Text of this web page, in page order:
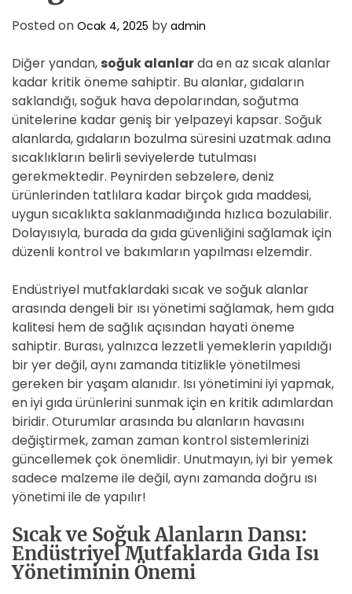
Posted on Ocak 4, 2025 by admin
Diğer yandan, soğuk alanlarda en az sıcak alanlar
kadar kritik öneme sahiptir. Bu alanlar, gıdaların
saklandığı, soğuk hava depolarından, soğutma
ünitelerine kadar geniş bir yelpazeyi kapsar. Soğuk
alanlarda, gıdaların bozulma süresini uzatmak adına
sıcaklıkların belirli seviyelerde tutulması
gerekmektedir. Peynirden sebzelere, deniz
ürünlerinden tatlılara kadar birçok gıda maddesi,
uygun sıcaklıkta saklanmadığında hızlıca bozulabilir.
Dolayısıyla, burada da gıda güvenliğini sağlamak için
düzenli kontrol ve bakımların yapılması elzemdir.
Endüstriyel mutfaklardaki sıcak ve soğuk alanlar
arasında dengeli bir ısı yönetimi sağlamak, hem gıda
kalitesi hem de sağlık açısından hayati öneme
sahiptir. Burası, yalnızca lezzetli yemeklerin yapıldığı
bir yer değil, aynı zamanda titizlikle yönetilmesi
gereken bir yaşam alanıdır. Isı yönetimini iyi yapmak,
en iyi gıda ürünlerini sunmak için en kritik adımlardan
biridir. Oturumlar arasında bu alanların havasını
değiştirmek, zaman zaman kontrol sistemlerinizi
güncellemek çok önemlidir. Unutmayın, iyi bir yemek
sadece malzeme ile değil, aynı zamanda doğru ısı
yönetimi ile de yapılır!
Sıcak ve Soğuk Alanların Dansı:
Endüstriyel Mutfaklarda Gıda Isı
Yönetiminin Önemi